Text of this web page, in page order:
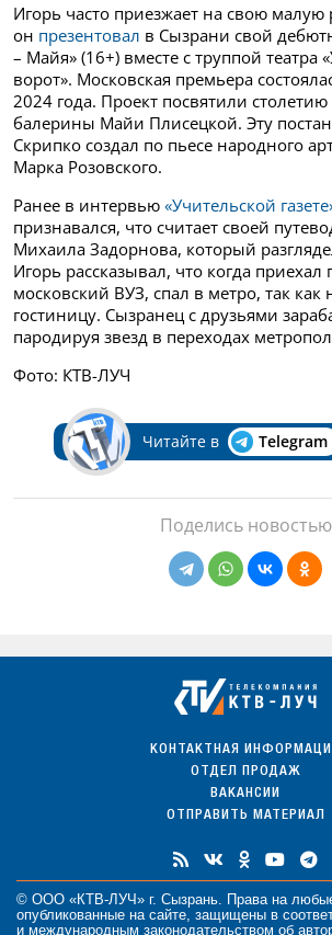
Игорь часто приезжает на свою
он презентовал в Сызрани свой
– Майя» (16+) вместе с труппой театра
ворот». Московская премьера
2024 года. Проект посвятили
балерины Майи Плисецкой. Эту
Скрипко создал по пьесе народного
Марка Розовского.
Ранее в интервью «Учительской
признавался, что считает своей
Михаила Задорнова, который
Игорь рассказывал, что когда приехал
московский ВУЗ, спал в метро, так как
гостиницу. Сызранец с друзьями
пародируя звезд в переходах
Фото: КТВ-ЛУЧ
Читайте в Telegram
Поделись новостью
КОНТАКТНАЯ
ОТДЕЛ ПРОДАЖ
ВАКАНСИИ
ОТПРАВИТЬ МАТЕРИАЛ
© ООО «КТВ-ЛУЧ» г. Сызрань. Права на
опубликованные на сайте, защищены в
и международным законодательством об